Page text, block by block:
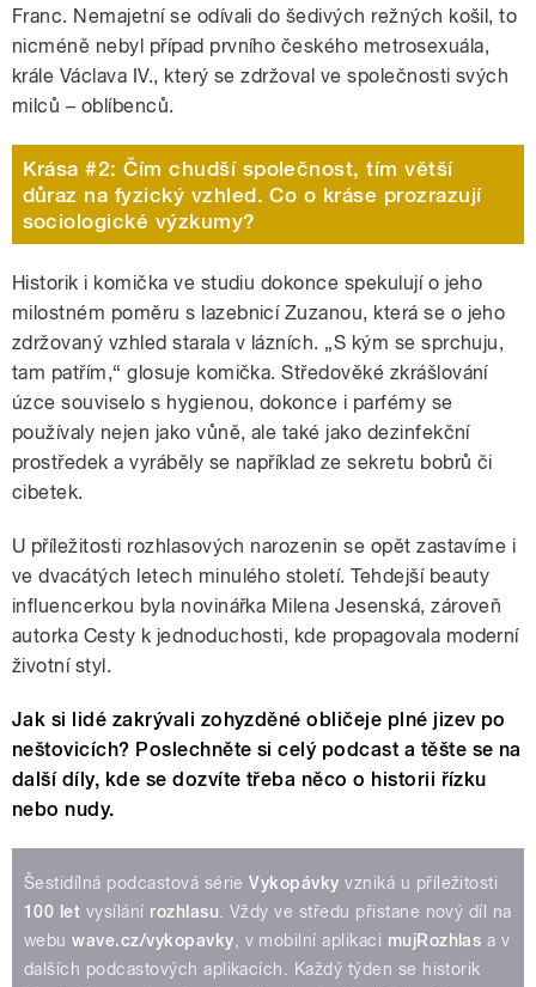
Franc. Nemajetní se odívali do šedivých režných košil, to
nicméně nebyl případ prvního českého metrosexuála,
krále Václava IV., který se zdržoval ve společnosti svých
milců – oblíbenců.
Krása #2: Čím chudší společnost, tím větší
důraz na fyzický vzhled. Co o kráse prozrazují
sociologické výzkumy?
Historik i komička ve studiu dokonce spekulují o jeho
milostném poměru s lazebnicí Zuzanou, která se o jeho
zdržovaný vzhled starala v lázních. „S kým se sprchuju,
tam patřím,“ glosuje komička. Středověké zkrášlování
úzce souviselo s hygienou, dokonce i parfémy se
používaly nejen jako vůně, ale také jako dezinfekční
prostředek a vyráběly se například ze sekretu bobrů či
cibetek.
U příležitosti rozhlasových narozenin se opět zastavíme i
ve dvacátých letech minulého století. Tehdejší beauty
influencerkou byla novinářka Milena Jesenská, zároveň
autorka Cesty k jednoduchosti, kde propagovala moderní
životní styl.
Jak si lidé zakrývali zohyzděné obličeje plné jizev po
neštovicích? Poslechněte si celý podcast a těšte se na
další díly, kde se dozvíte třeba něco o historii řízku
nebo nudy.
Šestidílná podcastová sérieVykopávky vzniká u příležitosti
100 let vysílání rozhlasu. Vždy ve středu přistane nový díl na
webu wave.cz/vykopavky, v mobilní aplikaci mujRozhlas a v
dalších podcastových aplikacích. Každý týden se historik